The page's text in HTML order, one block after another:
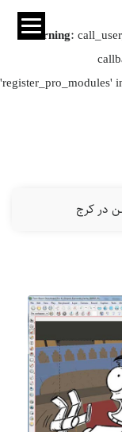
Warning:
'register_pro_modules'
در کرج